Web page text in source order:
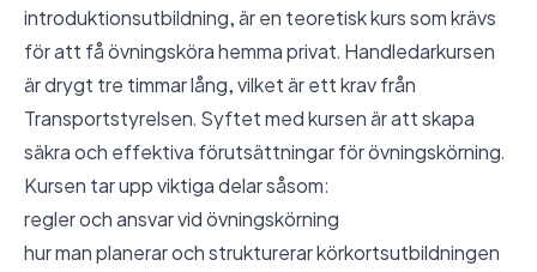
introduktionsutbildning, är en teoretisk kurs som krävs
för att få övningsköra hemma privat. Handledarkursen
är drygt tre timmar lång, vilket är ett krav från
Transportstyrelsen. Syftet med kursen är att skapa
säkra och effektiva förutsättningar för övningskörning.
Kursen tar upp viktiga delar såsom:
regler och ansvar vid övningskörning
hur man planerar och strukturerar körkortsutbildningen